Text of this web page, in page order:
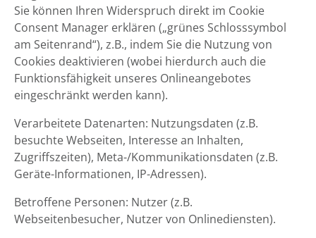
Sie können Ihren Widerspruch direkt im Cookie
Consent Manager erklären („grünes Schlosssymbol
am Seitenrand“), z.B., indem Sie die Nutzung von
Cookies deaktivieren (wobei hierdurch auch die
Funktionsfähigkeit unseres Onlineangebotes
eingeschränkt werden kann).
Verarbeitete Datenarten: Nutzungsdaten (z.B.
besuchte Webseiten, Interesse an Inhalten,
Zugriffszeiten), Meta-/Kommunikationsdaten (z.B.
Geräte-Informationen, IP-Adressen).
Betroffene Personen: Nutzer (z.B.
Webseitenbesucher, Nutzer von Onlinediensten).